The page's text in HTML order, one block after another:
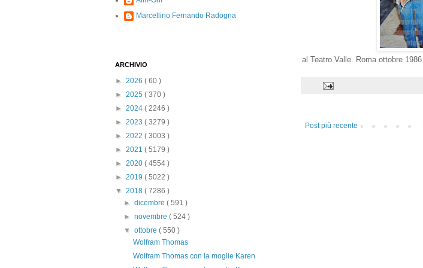
al Teatro Valle. Roma ottobre 1986
Post più recente
Marcellino Fernando Radogna
ARCHIVIO
► 2026 ( 60 )
► 2025 ( 370 )
► 2024 ( 2246 )
► 2023 ( 3279 )
► 2022 ( 3003 )
► 2021 ( 5179 )
► 2020 ( 4554 )
► 2019 ( 5022 )
▼ 2018 ( 7286 )
►dicembre( 591 )
►novembre( 524 )
▼ottobre( 550 )
Wolfram Thomas
Wolfram Thomas con la moglie Karen